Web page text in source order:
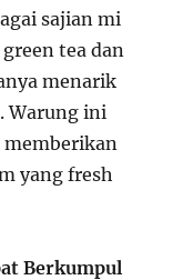
sajian mi
tea dan
menarik
Warung ini
yang fresh
Berkumpul